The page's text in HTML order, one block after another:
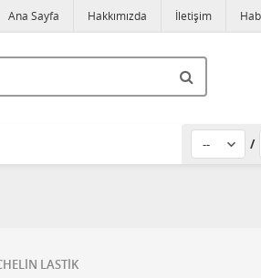
Ana Sayfa Hakkımızda İletişim
/
LASTİK